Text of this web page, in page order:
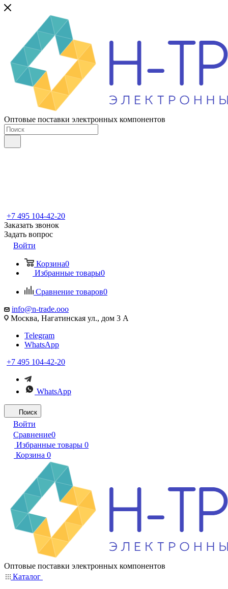
Оптовые поставки электронных компонентов
+7 495 104-42-20
Заказать звонок
Задать вопрос
Войти
Корзина0
Избранные товары0
Сравнение товаров0
info@n-trade.ooo
Москва, Нагатинская ул., дом 3 А
Telegram
WhatsApp
+7 495 104-42-20
WhatsApp
Поиск
Войти
Сравнение0
Избранные товары 0
Корзина 0
Оптовые поставки электронных компонентов
Каталог